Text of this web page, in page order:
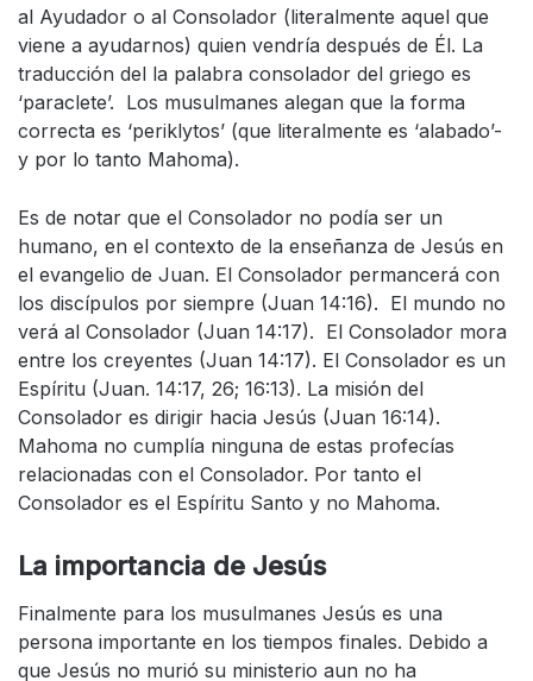
al Ayudador o al Consolador (literalmente aquel que
viene a ayudarnos) quien vendría después de Él. La
traducción del la palabra consolador del griego es
‘paraclete’. Los musulmanes alegan que la forma
correcta es ‘periklytos’ (que literalmente es ‘alabado’-
y por lo tanto Mahoma).
Es de notar que el Consolador no podía ser un
humano, en el contexto de la enseñanza de Jesús en
el evangelio de Juan. El Consolador permancerá con
los discípulos por siempre (Juan 14:16). El mundo no
verá al Consolador (Juan 14:17). El Consolador mora
entre los creyentes (Juan 14:17). El Consolador es un
Espíritu (Juan. 14:17, 26; 16:13). La misión del
Consolador es dirigir hacia Jesús (Juan 16:14).
Mahoma no cumplía ninguna de estas profecías
relacionadas con el Consolador. Por tanto el
Consolador es el Espíritu Santo y no Mahoma.
La importancia de Jesús
Finalmente para los musulmanes Jesús es una
persona importante en los tiempos finales. Debido a
que Jesús no murió su ministerio aun no ha